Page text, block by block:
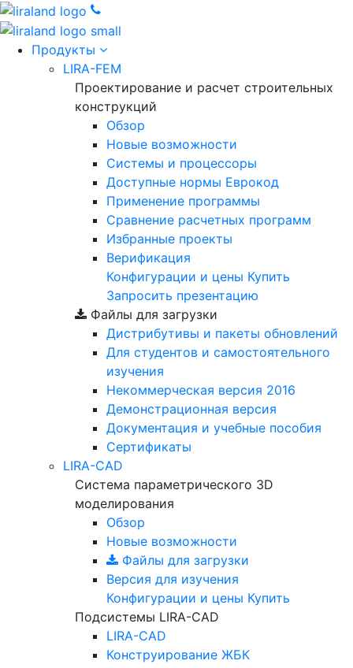
Продукты
LIRA-FEM
Проектирование и расчет строительных
конструкций
Обзор
Новые возможности
Cистемы и процессоры
Доступные нормы Еврокод
Применение программы
Сравнение расчетных программ
Избранные проекты
Верификация
Конфигурации и цены Купить
Запросить презентацию
Файлы для загрузки
Дистрибутивы и пакеты обновлений
Для студентов и самостоятельного
изучения
Некоммерческая версия 2016
Демонстрационная версия
Документация и учебные пособия
Сертификаты
LIRA-CAD
Система параметрического 3D
моделирования
Обзор
Новые возможности
Файлы для загрузки
Версия для изучения
Конфигурации и цены Купить
Подсистемы LIRA-CAD
LIRA-CAD
Конструирование ЖБК